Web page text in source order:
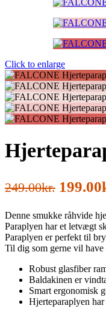
Click to enlarge
249.00kr. Den
pris
var:
199.00
Denne smukke råhvide
Paraplyen har et letvægt
Paraplyen er perfekt til
Til dig som gerne vil
Robust glasfiber
Baldakinen er
Smart ergonomisk
Hjerteparaplyen